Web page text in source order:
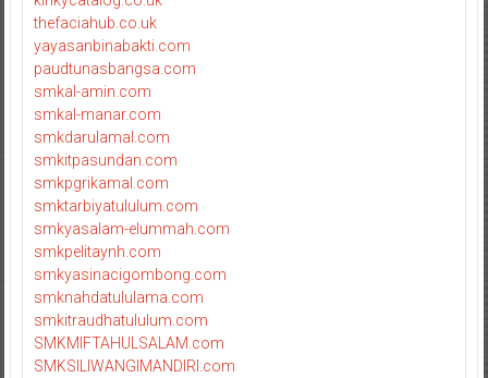
thefaciahub.co.uk
yayasanbinabakti.com
paudtunasbangsa.com
smkal-amin.com
smkal-manar.com
smkdarulamal.com
smkitpasundan.com
smkpgrikamal.com
smktarbiyatululum.com
smkyasalam-elummah.com
smkpelitaynh.com
smkyasinacigombong.com
smknahdatululama.com
smkitraudhatululum.com
SMKMIFTAHULSALAM.com
SMKSILIWANGIMANDIRI.com